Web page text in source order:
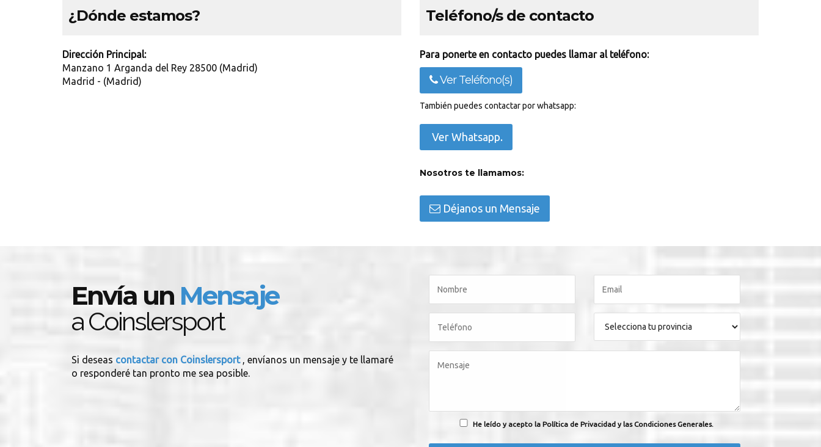
¿Dónde estamos?
Dirección Principal:
Manzano 1 Arganda del Rey 28500 (Madrid)
Madrid - (Madrid)
Teléfono/s de contacto
Para ponerte en contacto puedes llamar al teléfono:
Ver Teléfono(s)
También puedes contactar por whatsapp:
Ver Whatsapp.
Nosotros te llamamos:
Déjanos un Mensaje
Envía un Mensaje
a Coinslersport
Si deseas contactar con Coinslersport , envíanos un mensaje y te llamaré
o responderé tan pronto me sea posible.
He leído y acepto la Política de Privacidad y las Condiciones Generales.